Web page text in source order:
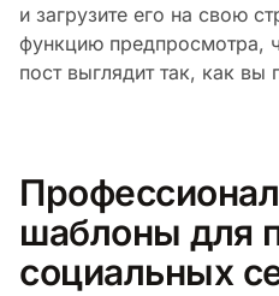
и загрузите его на свою
функцию предпросмотра,
пост выглядит так, как вы
шаблоны для
социальных